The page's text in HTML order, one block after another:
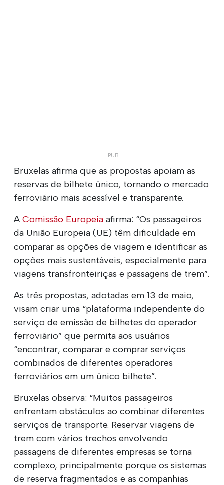
Bruxelas afirma que as propostas apoiam as
reservas de bilhete único, tornando o mercado
ferroviário mais acessível e transparente.
A Comissão Europeia afirma: “Os passageiros
da União Europeia (UE) têm dificuldade em
comparar as opções de viagem e identificar as
opções mais sustentáveis, especialmente para
viagens transfronteiriças e passagens de trem”.
As três propostas, adotadas em 13 de maio,
visam criar uma “plataforma independente do
serviço de emissão de bilhetes do operador
ferroviário” que permita aos usuários
“encontrar, comparar e comprar serviços
combinados de diferentes operadores
ferroviários em um único bilhete”.
Bruxelas observa: “Muitos passageiros
enfrentam obstáculos ao combinar diferentes
serviços de transporte. Reservar viagens de
trem com vários trechos envolvendo
passagens de diferentes empresas se torna
complexo, principalmente porque os sistemas
de reserva fragmentados e as companhias